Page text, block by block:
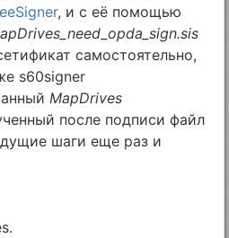
, и с её помощью
самостоятельно,
s60signer
MapDrives
после подписи файл
шаги еще раз и